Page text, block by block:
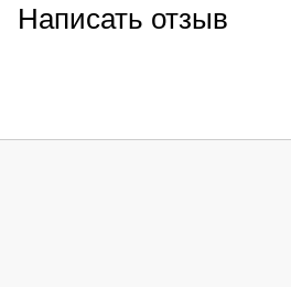
Написать отзыв